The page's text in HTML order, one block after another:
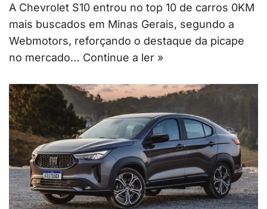
A Chevrolet S10 entrou no top 10 de carros 0KM
mais buscados em Minas Gerais, segundo a
Webmotors, reforçando o destaque da picape
no mercado… Continue a ler »